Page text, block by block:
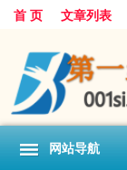
首 页 文章列表
网站导航